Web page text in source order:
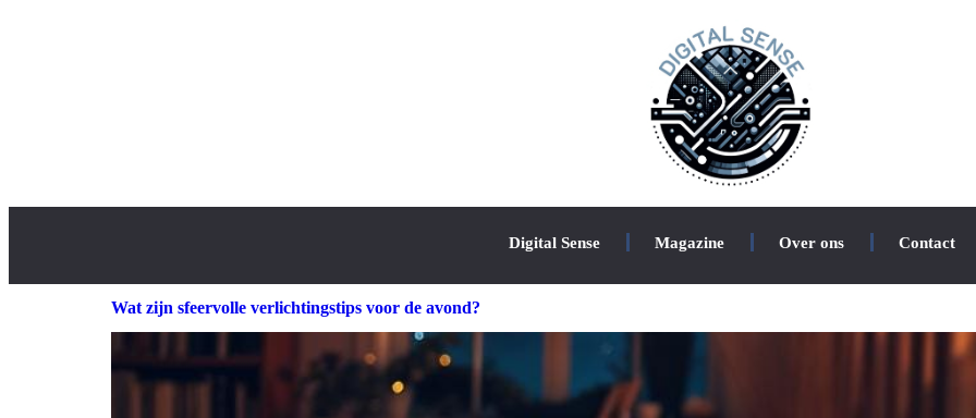
Digital Sense Magazine Over ons Contact
Wat zijn sfeervolle verlichtingstips voor de avond?